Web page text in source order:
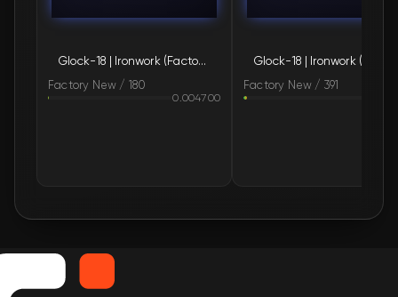
FN $64.93🛒
FN $64.93🛒
FN
Glock-18 | Ironwork (Factory New)
Factory New / 180
0.004700
Factory New / 391